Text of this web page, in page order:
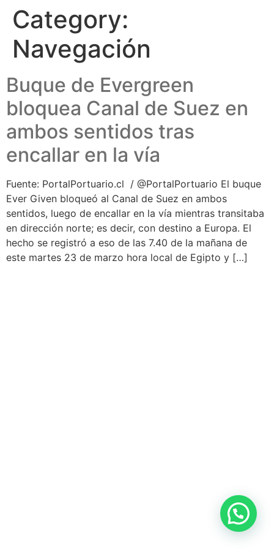
Category:
Navegación
Buque de Evergreen
bloquea Canal de Suez en
ambos sentidos tras
encallar en la vía
Fuente: PortalPortuario.cl / @PortalPortuario El buque
Ever Given bloqueó al Canal de Suez en ambos
sentidos, luego de encallar en la vía mientras transitaba
en dirección norte; es decir, con destino a Europa. El
hecho se registró a eso de las 7.40 de la mañana de
este martes 23 de marzo hora local de Egipto y […]